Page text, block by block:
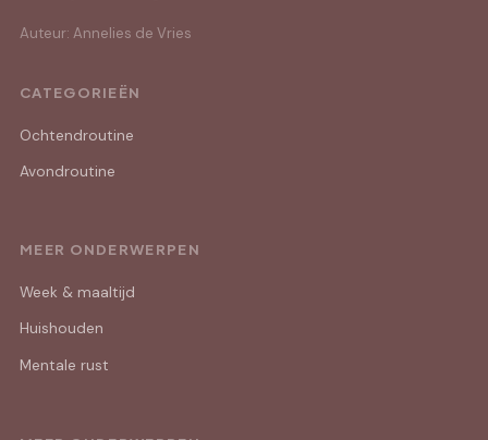
Auteur: Annelies de Vries
CATEGORIEËN
Ochtendroutine
Avondroutine
MEER ONDERWERPEN
Week & maaltijd
Huishouden
Mentale rust